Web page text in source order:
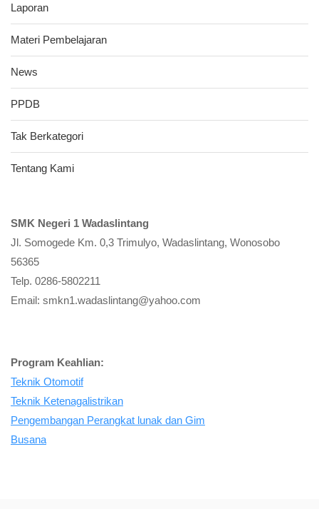
Laporan
Materi Pembelajaran
News
PPDB
Tak Berkategori
Tentang Kami
SMK Negeri 1 Wadaslintang
Jl. Somogede Km. 0,3 Trimulyo, Wadaslintang, Wonosobo
56365
Telp. 0286-5802211
Email: smkn1.wadaslintang@yahoo.com
Program Keahlian:
Teknik Otomotif
Teknik Ketenagalistrikan
Pengembangan Perangkat lunak dan Gim
Busana